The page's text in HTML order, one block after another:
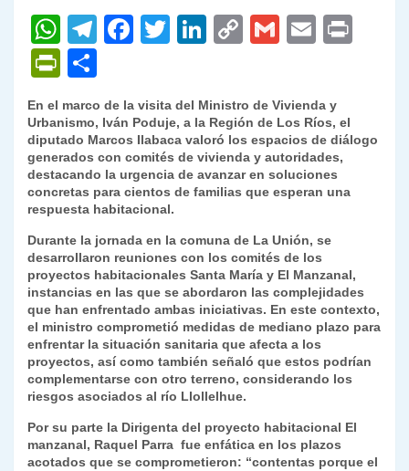
W
h
at
s
A
p
p
T
gr
a
m
F
e
b
o
o
k
T
er
Li
e
dI
n
C
y
Li
n
k
G
l
E
l
P
nt
Fr
ie
n
dl
y
o
m
p
ar
tir
En el marco de la visita del Ministro de Vivienda y
Urbanismo, Iván Poduje, a la Región de Los Ríos, el
diputado Marcos Ilabaca valoró los espacios de diálogo
generados con comités de vivienda y autoridades,
destacando la urgencia de avanzar en soluciones
concretas para cientos de familias que esperan una
respuesta habitacional.
Durante la jornada en la comuna de La Unión, se
desarrollaron reuniones con los comités de los
proyectos habitacionales Santa María y El Manzanal,
instancias en las que se abordaron las complejidades
que han enfrentado ambas iniciativas. En este contexto,
el ministro comprometió medidas de mediano plazo para
enfrentar la situación sanitaria que afecta a los
proyectos, así como también señaló que estos podrían
complementarse con otro terreno, considerando los
riesgos asociados al río Llollelhue.
Por su parte la Dirigenta del proyecto habitacional El
manzanal, Raquel Parra fue enfática en los plazos
acotados que se comprometieron: “contentas porque el